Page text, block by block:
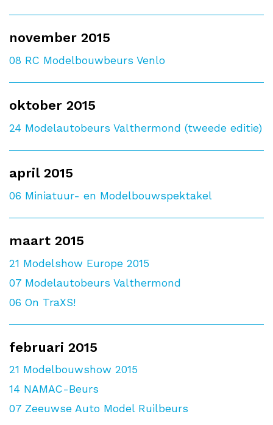
november 2015
08 RC Modelbouwbeurs Venlo
oktober 2015
24 Modelautobeurs Valthermond (tweede editie)
april 2015
06 Miniatuur- en Modelbouwspektakel
maart 2015
21 Modelshow Europe 2015
07 Modelautobeurs Valthermond
06 On TraXS!
februari 2015
21 Modelbouwshow 2015
14 NAMAC-Beurs
07 Zeeuwse Auto Model Ruilbeurs